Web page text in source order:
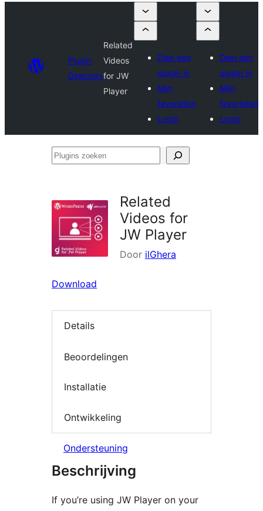
Plugin
Directory
Related
Videos
for JW
Player
Dien een
plugin in
Mijn
favorieten
Login
Dien een
plugin in
Mijn
favorieten
Login
Plugins
Related
Videos for
JW Player
Door ilGhera
Download
Details
Beoordelingen
Installatie
Ontwikkeling
Ondersteuning
Beschrijving
If you’re using JW Player on your